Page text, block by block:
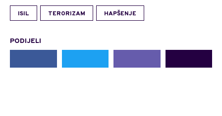
ISIL TERORIZAM HAPŠENJE
PODIJELI